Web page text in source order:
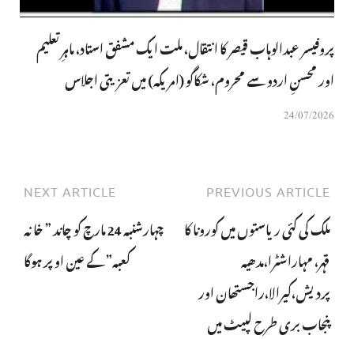
پروفیسر عبدالوہاب قیصر کا انتقال، ملت ایک مشفق استاد، ماہرِتعلیم
اور محسنِ اردو سے محروم، شکاگو (امریکہ) میں تعزیتی اجلاس
24/07/2026
PREVIOUS ARTICLE
ملک کی کئی ریاستوں میں کورونا کا
قہر، مہاراشٹرا،مدھیہ
پردیش،کیرالا،راجستھان اور
پنجاب بری طرح لپیٹ میں
NEXT ARTICLE
چہارشنبہ 24 مارچ کو چاند ” خانہ
کعبہ” کے عین اوپر ہوگا